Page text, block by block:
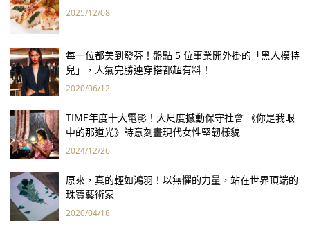
2025/12/08
每一位都美到發芬！盤點 5 位事業開外掛的「黑人模特
兒」，人氣完勝連穿搭都超有料！
2020/06/12
TIME年度十大電影！大尺度撼動保守社會 《你是我眼
中的那道光》詩意刻畫現代女性堅韌樣貌
2024/12/26
原來，真的輕如鴻羽！以無懼的力量，站在世界頂端的
珠寶藝術家
2020/04/18